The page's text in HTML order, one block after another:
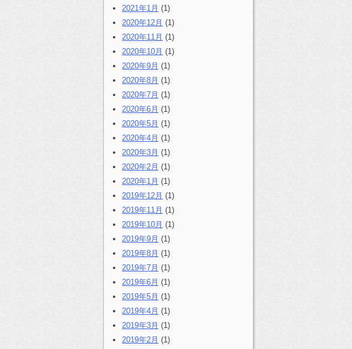
2021年1月 (1)
2020年12月 (1)
2020年11月 (1)
2020年10月 (1)
2020年9月 (1)
2020年8月 (1)
2020年7月 (1)
2020年6月 (1)
2020年5月 (1)
2020年4月 (1)
2020年3月 (1)
2020年2月 (1)
2020年1月 (1)
2019年12月 (1)
2019年11月 (1)
2019年10月 (1)
2019年9月 (1)
2019年8月 (1)
2019年7月 (1)
2019年6月 (1)
2019年5月 (1)
2019年4月 (1)
2019年3月 (1)
2019年2月 (1)